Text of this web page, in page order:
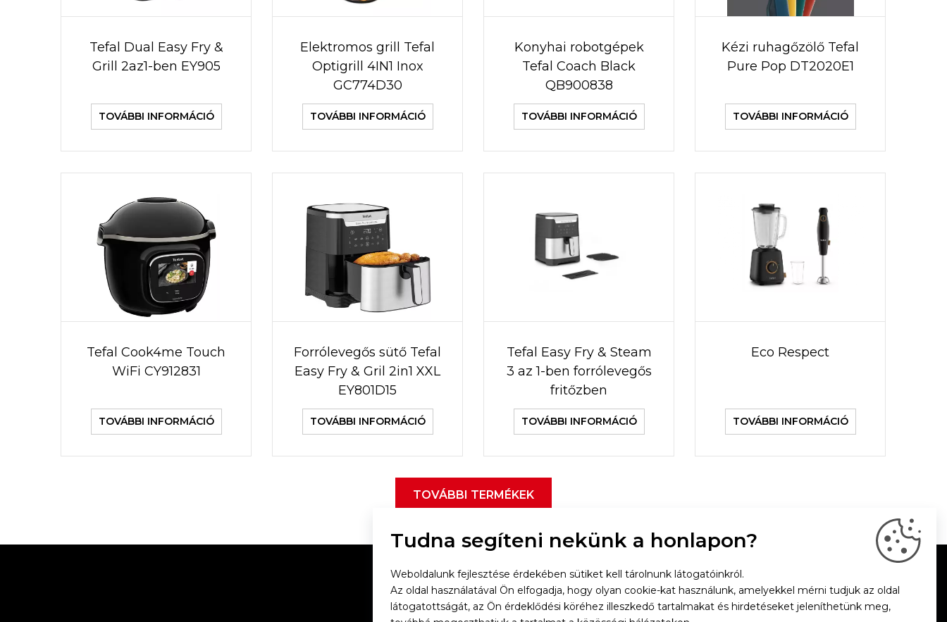
Tefal Dual Easy Fry &
Grill 2az1-ben EY905
TOVÁBBI INFORMÁCIÓ
Elektromos grill Tefal
Optigrill 4IN1 Inox
GC774D30
TOVÁBBI INFORMÁCIÓ
Konyhai robotgépek
Tefal Coach Black
QB900838
TOVÁBBI INFORMÁCIÓ
Kézi ruhagőzölő Tefal
Pure Pop DT2020E1
TOVÁBBI INFORMÁCIÓ
Tefal Cook4me Touch
WiFi CY912831
TOVÁBBI INFORMÁCIÓ
Forrólevegős sütő Tefal
Easy Fry & Gril 2in1 XXL
EY801D15
TOVÁBBI INFORMÁCIÓ
Tefal Easy Fry & Steam
3 az 1-ben forrólevegős
fritőzben
TOVÁBBI INFORMÁCIÓ
Eco Respect
TOVÁBBI INFORMÁCIÓ
TOVÁBBI TERMÉKEK
Tudna segíteni nekünk a honlapon?
Weboldalunk fejlesztése érdekében sütiket kell tárolnunk látogatóinkról.
Az oldal használatával Ön elfogadja, hogy olyan cookie-kat használunk, amelyekkel mérni tudjuk az oldal
látogatottságát, az Ön érdeklődési köréhez illeszkedő tartalmakat és hirdetéseket jeleníthetünk meg,